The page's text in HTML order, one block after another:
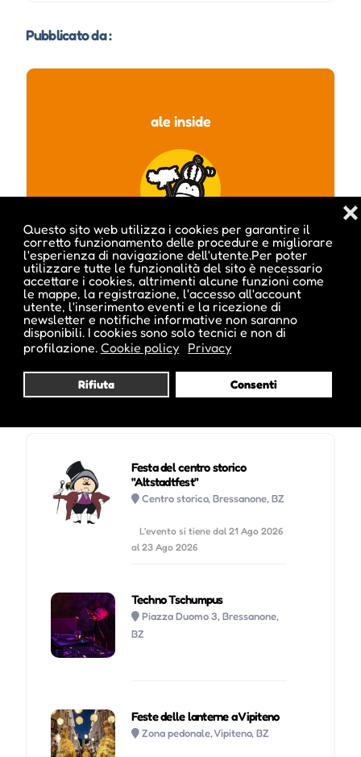
Questo sito web utilizza i cookies per garantire il
corretto funzionamento delle procedure e migliorare
l'esperienza di navigazione dell'utente.Per poter
utilizzare tutte le funzionalità del sito è necessario
accettare i cookies, altrimenti alcune funzioni come
le mappe, la registrazione, l'accesso all'account
utente, l'inserimento eventi e la ricezione di
newsletter e notifiche informative non saranno
disponibili. I cookies sono solo tecnici e non di
profilazione. Cookie policy Privacy
Rifiuta Consenti
❌
Pubblicato da :
ale inside
Visita profilo
Potrebbe interessarti anche :
Festa del centro storico
"Altstadtfest"
Centro storico, Bressanone, BZ
L'evento si tiene dal 21 Ago 2026
al 23 Ago 2026
Techno Tschumpus
Piazza Duomo 3, Bressanone,
BZ
Feste delle lanterne a Vipiteno
Zona pedonale, Vipiteno, BZ